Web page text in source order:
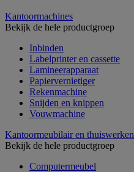
Kantoormachines
Bekijk de hele productgroep
Inbinden
Labelprinter en cassette
Lamineerapparaat
Papiervernietiger
Rekenmachine
Snijden en knippen
Vouwmachine
Kantoormeubilair en thuiswerken
Bekijk de hele productgroep
Computermeubel